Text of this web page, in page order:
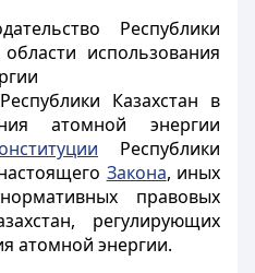
Республики
использования
Казахстан в
атомной энергии
Республики
Закона, иных
правовых
регулирующих
атомной энергии.